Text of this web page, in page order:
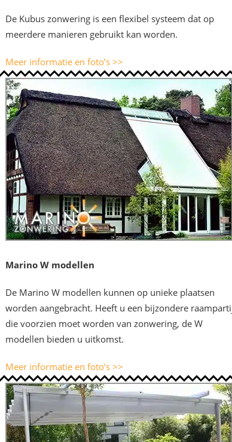
De Kubus zonwering is een flexibel systeem dat op
meerdere manieren gebruikt kan worden.
Meer informatie en foto’s >>
Marino W modellen
De Marino W modellen kunnen op unieke plaatsen
worden aangebracht. Heeft u een bijzondere
die voorzien moet worden van zonwering, de W
modellen bieden u uitkomst.
Meer informatie en foto’s >>